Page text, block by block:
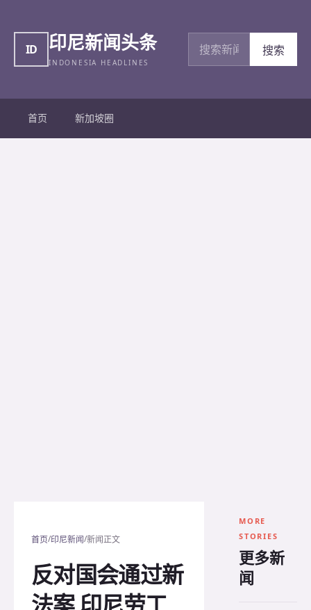
ID 印尼新闻头条
INDONESIA HEADLINES
搜索新闻
搜索
首页 新加坡圈
首页/印尼新闻/新闻正文
反对国会通过新
MORE
STORIES
更多新
闻